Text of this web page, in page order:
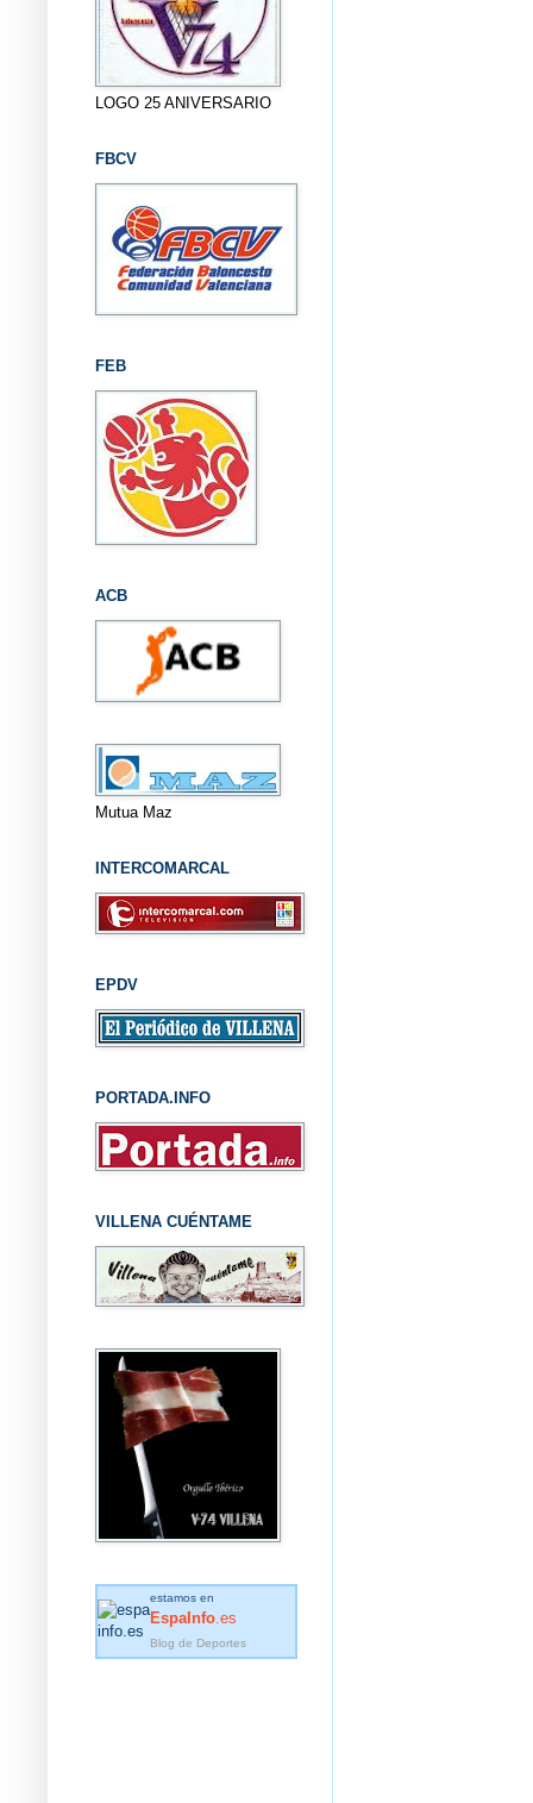
LOGO 25 ANIVERSARIO
FBCV
FEB
ACB
Mutua Maz
INTERCOMARCAL
EPDV
PORTADA.INFO
VILLENA CUÉNTAME
estamos en
EspaInfo .es
Blog de Deportes